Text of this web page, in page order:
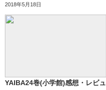
2018年5月18日
YAIBA24巻(小学館)感想・レビュ